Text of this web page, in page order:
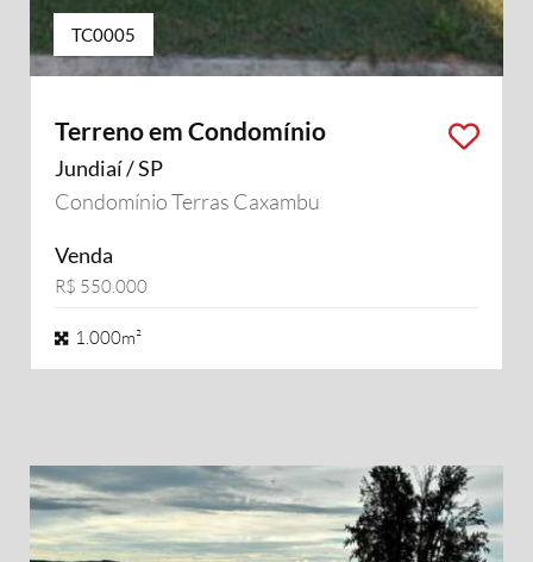
TC0005
Terreno em Condomínio
Jundiaí / SP
Condomínio Terras Caxambu
Venda
R$ 550.000
1.000m²